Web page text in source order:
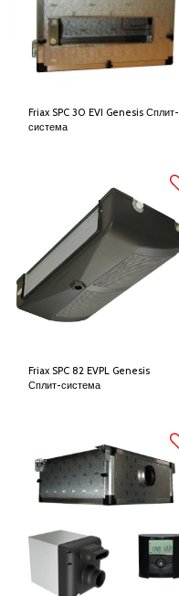
Friax SPC 30 EVI Genesis Сплит-
система
Friax SPC 82 EVPL Genesis
Сплит-система